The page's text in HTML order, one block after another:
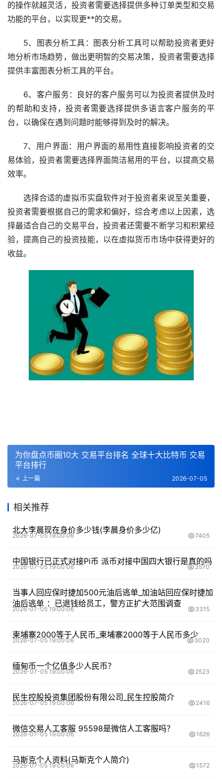
的操作就越灵活，投资者需要选择提供多种订单类型和交易
功能的平台，以实现更**的交易。
5、图表分析工具：图表分析工具可以帮助投资者更好
地分析市场趋势，做出更明智的交易决策，投资者需要选择
提供丰富图表分析工具的平台。
6、客户服务：良好的客户服务可以为投资者提供及时
的帮助和支持，投资者需要选择提供多语言客户服务的平
台，以确保在遇到问题时能够得到及时的解决。
7、用户界面：用户界面的易用性直接影响投资者的交
易体验，投资者需要选择界面简洁易用的平台，以提高交易
效率。
选择合适的虚拟币实盘软件对于投资者来说至关重要，
投资者需要根据自己的需求和偏好，综合考虑以上因素，选
择最适合自己的交易平台，投资者还需要不断学习和积累经
验，提高自己的投资技能，以在虚拟货币市场中获得更好的
收益。
为你盘点币圈10大 交易平台排名 全球十大比特币 交易
平台排行
上一篇 2026-07-05
相关推荐
北大李晨现在身价多少钱(李晨身价多少亿)
2026-07-05 19:00:06 7405
中国银行已正式对接Pi币 派币对接中国四大银行是真的吗
2026-07-05 19:00:06 3570
当事人回应保时捷加500元油后逃单_加油站回应保时捷加
油后逃单 ：已退钱给员工，警方正扩大范围调查
2026-07-05 19:00:06 3315
柬埔寨2000等于人民币_柬埔寨2000等于人民币多少
2026-07-05 19:00:06 3020
缅甸币一个亿值多少人民币？
2026-07-05 19:00:06 2523
民生控股投资集团股份有限公司_民生控股简介
2026-07-05 19:00:06 2416
微信交易人工客服 95598是微信人工客服吗？
2026-07-05 19:00:06 1626
马斯克个人资料(马斯克个人简介)
2026-07-05 19:00:06 1572